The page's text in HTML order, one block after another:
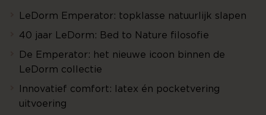
LeDorm Emperator: topklasse natuurlijk slapen
40 jaar LeDorm: Bed to Nature filosofie
De Emperator: het nieuwe icoon binnen de
LeDorm collectie
Innovatief comfort: latex én pocketvering
uitvoering